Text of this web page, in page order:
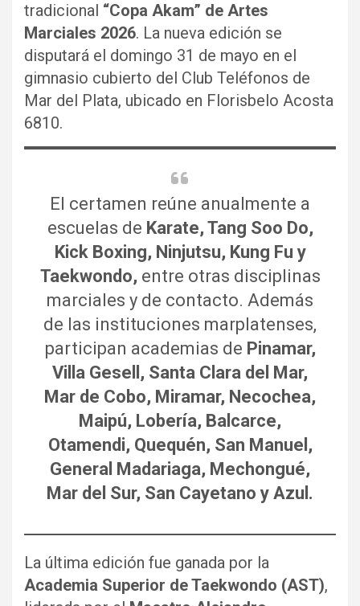
tradicional “Copa Akam” de Artes
Marciales 2026. La nueva edición se
disputará el domingo 31 de mayo en el
gimnasio cubierto del Club Teléfonos de
Mar del Plata, ubicado en Florisbelo Acosta
6810.
El certamen reúne anualmente a
escuelas de Karate, Tang Soo Do,
Kick Boxing, Ninjutsu, Kung Fu y
Taekwondo, entre otras disciplinas
marciales y de contacto. Además
de las instituciones marplatenses,
participan academias de Pinamar,
Villa Gesell, Santa Clara del Mar,
Mar de Cobo, Miramar, Necochea,
Maipú, Lobería, Balcarce,
Otamendi, Quequén, San Manuel,
General Madariaga, Mechongué,
Mar del Sur, San Cayetano y Azul.
La última edición fue ganada por la
Academia Superior de Taekwondo (AST),